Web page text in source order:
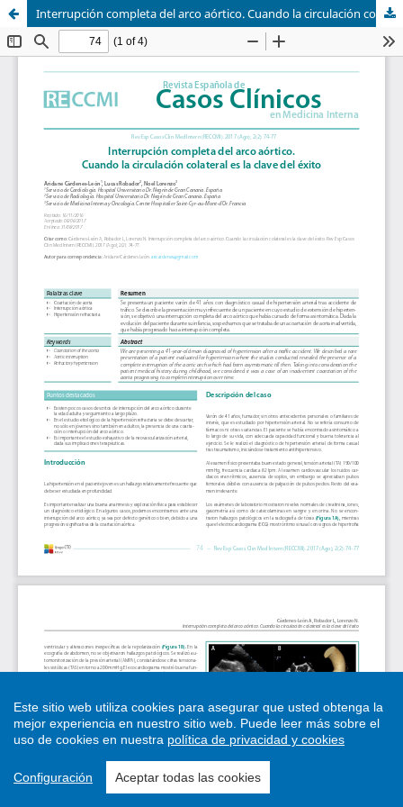
Interrupción completa del arco aórtico. Cuando la circulación colateral es la clave del éxito
Este sitio web utiliza cookies para asegurar que usted obtenga la
mejor experiencia en nuestro sitio web. Puede leer más sobre el
uso de cookies en nuestra política de privacidad y cookies
Configuración Aceptar todas las cookies